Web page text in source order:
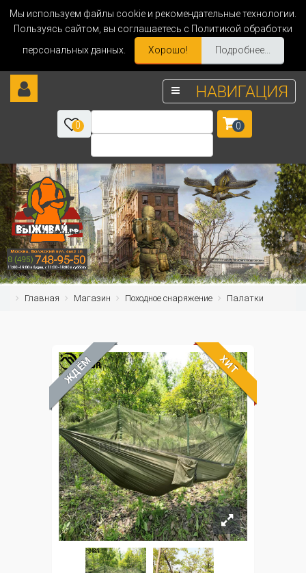
Мы используем файлы cookie и рекомендательные технологии.
Пользуясь сайтом, вы соглашаетесь с Политикой обработки
персональных данных.
Хорошо! Подробнее...
НАВИГАЦИЯ
0 0
Главная Магазин Походное снаряжение Палатки
ЖДЁМ ХИТ